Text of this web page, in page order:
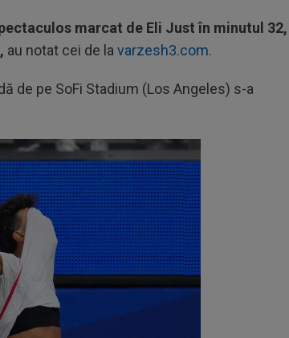
marcat de Eli Just în minutul 32,
au notat cei de la varzesh3.com.
de pe SoFi Stadium (Los Angeles) s-a